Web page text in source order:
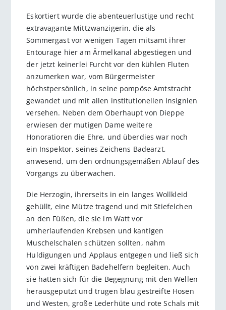
Eskortiert wurde die abenteuerlustige und recht
extravagante Mittzwanzigerin, die als
Sommergast vor wenigen Tagen mitsamt ihrer
Entourage hier am Ärmelkanal abgestiegen und
der jetzt keinerlei Furcht vor den kühlen Fluten
anzumerken war, vom Bürgermeister
höchstpersönlich, in seine pompöse Amtstracht
gewandet und mit allen institutionellen Insignien
versehen. Neben dem Oberhaupt von Dieppe
erwiesen der mutigen Dame weitere
Honoratioren die Ehre, und überdies war noch
ein Inspektor, seines Zeichens Badearzt,
anwesend, um den ordnungsgemäßen Ablauf des
Vorgangs zu überwachen.
Die Herzogin, ihrerseits in ein langes Wollkleid
gehüllt, eine Mütze tragend und mit Stiefelchen
an den Füßen, die sie im Watt vor
umherlaufenden Krebsen und kantigen
Muschelschalen schützen sollten, nahm
Huldigungen und Applaus entgegen und ließ sich
von zwei kräftigen Badehelfern begleiten. Auch
sie hatten sich für die Begegnung mit den Wellen
herausgeputzt und trugen blau gestreifte Hosen
und Westen, große Lederhüte und rote Schals mit